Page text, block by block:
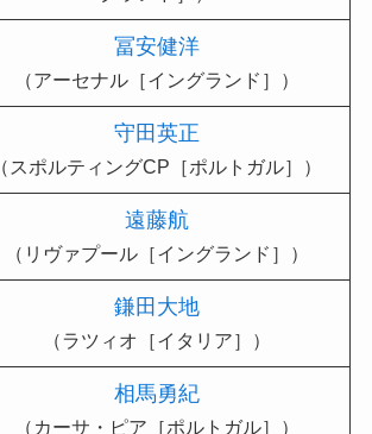
冨安健洋
（アーセナル［イングランド］）
守田英正
（スポルティングCP［ポルトガル］）
遠藤航
（リヴァプール［イングランド］）
鎌田大地
（ラツィオ［イタリア］）
相馬勇紀
（カーサ・ピア［ポルトガル］）